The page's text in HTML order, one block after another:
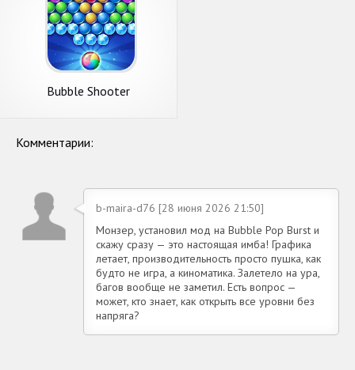
Bubble Shooter
Комментарии:
b-maira-d76 [28 июня 2026 21:50]
Монзер, установил мод на Bubble Pop Burst и
скажу сразу — это настоящая имба! Графика
летает, производительность просто пушка, как
будто не игра, а киноматика. Залетело на ура,
багов вообще не заметил. Есть вопрос —
может, кто знает, как открыть все уровни без
напряга?